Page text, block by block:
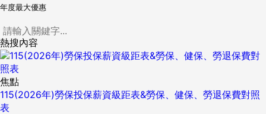
年度最大優惠
熱搜內容
焦點
115(2026年)勞保投保薪資級距表&勞保、健保、勞退保費對照
表